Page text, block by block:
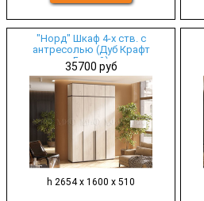
"Норд" Шкаф 4-х ств. с
антресолью (Дуб Крафт
Белый)
35700 руб
h 2654 х 1600 х 510